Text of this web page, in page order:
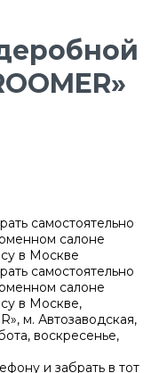
самостоятельно
салоне
в Москве
самостоятельно
салоне
в Москве,
м. Автозаводская,
воскресенье,
и забрать в тот